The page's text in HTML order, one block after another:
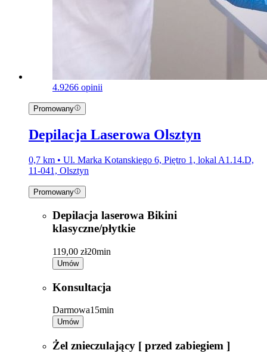
4.9266 opinii
Promowany
Depilacja Laserowa Olsztyn
0,7 km • Ul. Marka Kotanskiego 6, Piętro 1, lokal A1.14.D,
11-041, Olsztyn
Promowany
Depilacja laserowa Bikini
klasyczne/płytkie
119,00 zł20min
Umów
Konsultacja
Darmowa15min
Umów
Żel znieczulający [ przed zabiegiem ]